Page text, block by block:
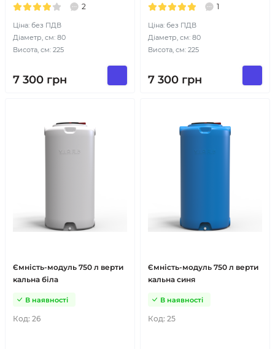
2
Ціна: без ПДВ
Діаметр, см: 80
Висота, см: 225
7 300 грн
1
Ціна: без ПДВ
Діаметр, см: 80
Висота, см: 225
7 300 грн
Ємність-модуль 750 л верти
кальна біла
Код: 26
В наявності
Ємність-модуль 750 л верти
кальна синя
Код: 25
В наявності